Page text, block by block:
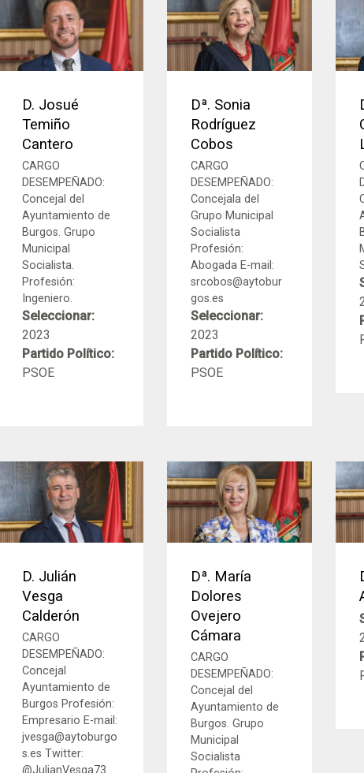
D. Josué
Temiño
Cantero
CARGO
DESEMPEÑADO:
Concejal del
Ayuntamiento de
Burgos. Grupo
Municipal
Socialista.
Profesión:
Ingeniero.
Seleccionar:
2023
Partido Político:
PSOE
Dª. Sonia
Rodríguez
Cobos
CARGO
DESEMPEÑADO:
Concejala del
Grupo Municipal
Socialista
Profesión:
Abogada E-mail:
srcobos@aytobur
gos.es
Seleccionar:
2023
Partido Político:
PSOE
D. Julián
Vesga
Calderón
CARGO
DESEMPEÑADO:
Concejal
Ayuntamiento de
Burgos Profesión:
Empresario E-mail:
jvesga@aytoburgo
s.es Twitter:
Dª. María
Dolores
Ovejero
Cámara
CARGO
DESEMPEÑADO:
Concejal del
Ayuntamiento de
Burgos. Grupo
Municipal
Socialista